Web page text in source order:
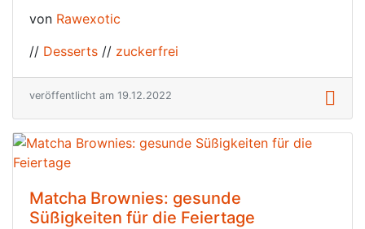
von Rawexotic
// Desserts // zuckerfrei
veröffentlicht am 19.12.2022
Matcha Brownies: gesunde
Süßigkeiten für die Feiertage